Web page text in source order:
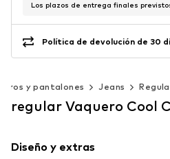
Los plazos de entrega finales
Política de devolución de 30
y pantalones Jeans
regular Vaquero Cool
Diseño y extras